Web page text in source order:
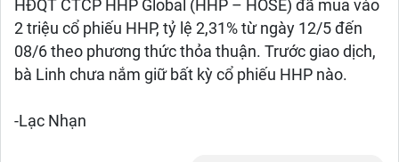
HĐQT CTCP HHP Global (HHP – HOSE) đã mua vào
2 triệu cổ phiếu HHP, tỷ lệ 2,31% từ ngày 12/5 đến
08/6 theo phương thức thỏa thuận. Trước giao dịch,
bà Linh chưa nắm giữ bất kỳ cổ phiếu HHP nào.
-Lạc Nhạn